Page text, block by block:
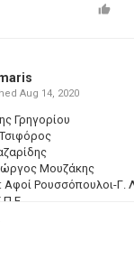
Aug 14, 2020
Γρηγορίου
Μουζάκης
Αφοί Ρουσσόπουλοι-Γ.
, Γκέλυ